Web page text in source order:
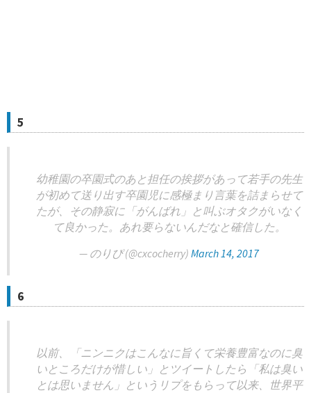
5
幼稚園の卒園式のあと担任の挨拶があって若手の先生
が初めて送り出す卒園児に感極まり言葉を詰まらせて
たが、その静寂に「がんばれ」と叫ぶオタクがいなく
て良かった。あれ要らないんだなと確信した。
— のりぴ (@cxcocherry) March 14, 2017
6
以前、「ニンニクはこんなに旨くて栄養豊富なのに臭
いところだけが惜しい」とツイートしたら「私は臭い
とは思いません」というリプをもらって以来、世界平